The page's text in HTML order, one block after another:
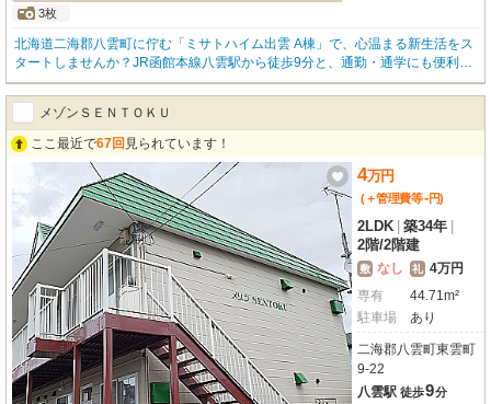
3枚
北海道二海郡八雲町に佇む「ミサトハイム出雲 A棟」で、心温まる新生活をス
タートしませんか？JR函館本線八雲駅から徒歩9分と、通勤・通学にも便利な
立地です。お家賃は53,000円。ゆったりとした33.12m²の1DKは、お一人暮ら
しはもちろん、お二人での新生活にも心地よい空間です。初期費用を抑えたい
方に嬉しい敷金0円！さらに、お車をお持ちの方には、無料駐車場が1台分完備
されていますので、毎日の通勤やお買い物もスムーズです。東向きのお部屋
は、朝の光が心地よく差し込み、清々しい一日を迎えられますよ。北海道の冬
も暖かく過ごせる灯油暖房を完備しています。バス・トイレ別はもちろん、温
水洗浄トイレや独立洗面台も備わり、日々の快適さをサポートします。お荷物
が多い方も安心の物置付きで、お部屋をすっきりと保てます。徒歩3分の郵便
局をはじめ、コンビニやスーパーも徒歩6分圏内と、日々の暮らしに便利な施
設が充実しています。八雲町立図書館も徒歩7分と、知的好奇心を満たす時間
も身近に。この機会にぜひ、新しい暮らしの舞台となるお部屋を、ご自身の目
でお確かめください。
メゾンＳＥＮＴＯＫＵ
ここ最近で67回 見られています！
4万円
(＋管理費等-円)
2LDK 築34年
2階/2階建
敷 なし 礼 4万円
専有
44.71m²
駐車場
あり
二海郡八雲町東雲町
9-22
八雲駅 徒歩9分